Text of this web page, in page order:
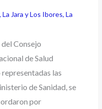
,La Jara y Los Ibores,La
Consejo
de Salud
representadas las
de Sanidad, se
por